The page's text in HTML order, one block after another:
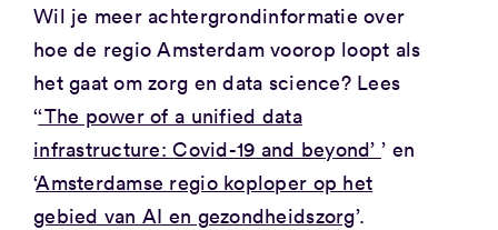
Wil je meer achtergrondinformatie over
hoe de regio Amsterdam voorop loopt als
het gaat om zorg en data science? Lees
‘‘The power of a unified data
infrastructure: Covid-19 and beyond’ ’ en
‘Amsterdamse regio koploper op het
gebied van AI en gezondheidszorg’.